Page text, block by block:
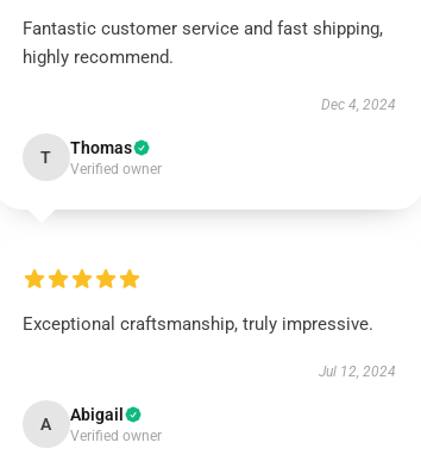
Fantastic customer service and fast shipping,
highly recommend.
Dec 4, 2024
T Thomas
Verified owner
Exceptional craftsmanship, truly impressive.
Jul 12, 2024
A Abigail
Verified owner